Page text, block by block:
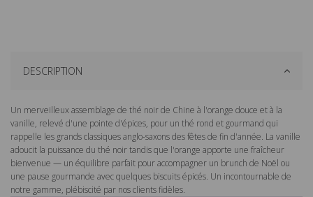
DESCRIPTION
Un merveilleux assemblage de thé noir de Chine à l'orange douce et à la
vanille, relevé d'une pointe d'épices, pour un thé rond et gourmand qui
rappelle les grands classiques anglo-saxons des fêtes de fin d'année. La vanille
adoucit la puissance du thé noir tandis que l'orange apporte une fraîcheur
bienvenue — un équilibre parfait pour accompagner un brunch de Noël ou
une pause gourmande avec quelques biscuits épicés. Un incontournable de
notre gamme, plébiscité par nos clients fidèles.